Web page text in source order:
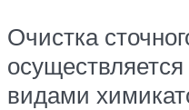
Очистка
видами